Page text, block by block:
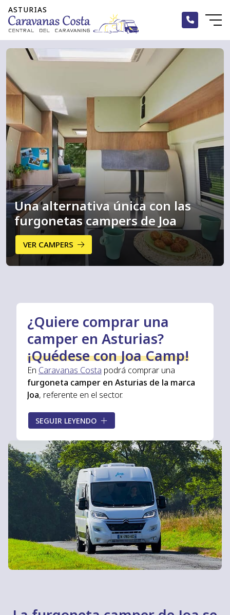
Nuevas
Ocasión
Marcas
Nuevas
Ocasión
Alquiler
Marcas
Nuevas
Ocasión
Marcas
Alquiler
Una alternativa única con las
furgonetas campers de Joa
VER CAMPERS
¿Quiere comprar una
camper en Asturias?
¡Quédese con Joa Camp!
En Caravanas Costa podrá comprar una
furgoneta camper en Asturias de la marca
Joa, referente en el sector.
Joa es la mejor opción para quienes desean
comprar campersmodernas a un precio más
asequible. El máximo confort y seguridad los
conseguirá en unafurgoneta camperizada
Joa. Esta marca unifica el minimalismo con la
modernidad y una excelente funcionalidad.
¡Descubra nuestras
campers en venta en
Asturias!
SEGUIR LEYENDO